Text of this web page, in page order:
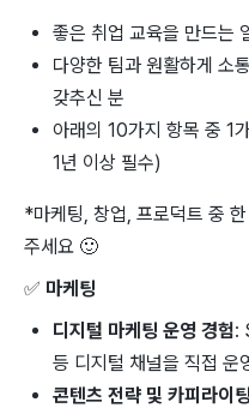
좋은 취업 교육을 만드는
다양한 팀과 원활하게 소
갖추신 분
아래의 10가지 항목 중 1
1년 이상 필수)
*마케팅, 창업, 프로덕트 중
주세요 🙂
✅ 마케팅
디지털 마케팅 운영 경험:
등 디지털 채널을 직접 운
콘텐츠 전략 및 카피라이